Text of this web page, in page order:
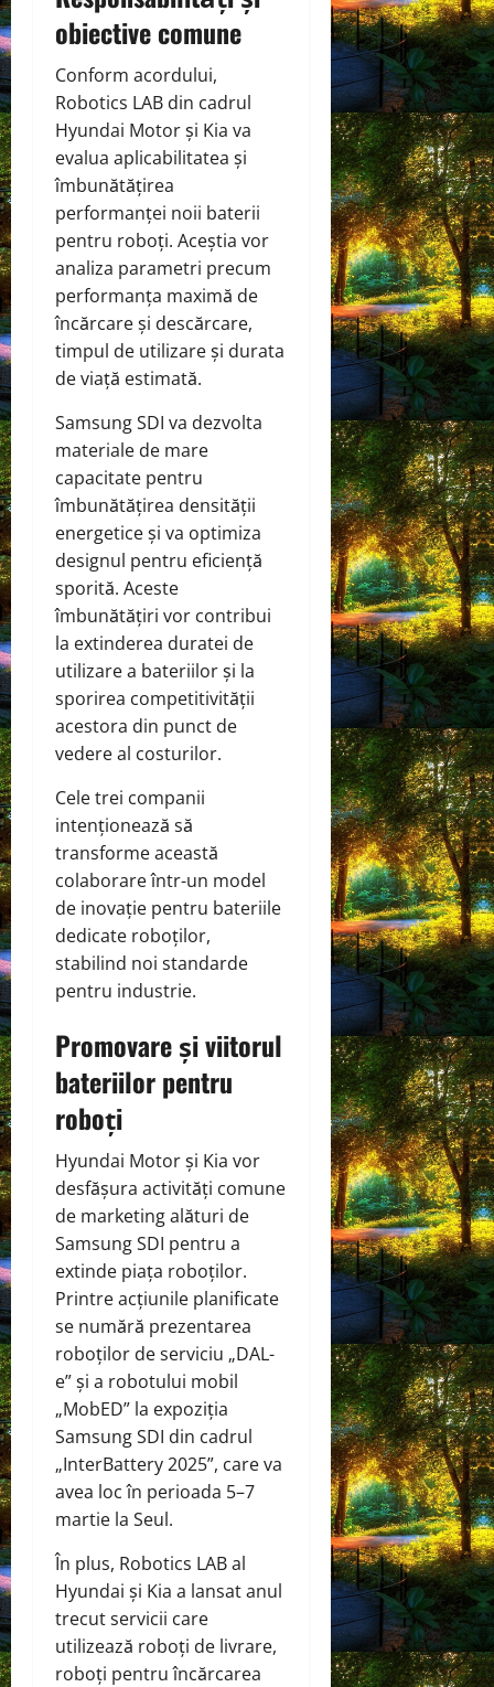
obiective comune
Conform acordului,
Robotics LAB din cadrul
Hyundai Motor și Kia va
evalua aplicabilitatea și
îmbunătățirea
performanței noii baterii
pentru roboți. Aceștia vor
analiza parametri precum
performanța maximă de
încărcare și descărcare,
timpul de utilizare și durata
de viață estimată.
Samsung SDI va dezvolta
materiale de mare
capacitate pentru
îmbunătățirea densității
energetice și va optimiza
designul pentru eficiență
sporită. Aceste
îmbunătățiri vor contribui
la extinderea duratei de
utilizare a bateriilor și la
sporirea competitivității
acestora din punct de
vedere al costurilor.
Cele trei companii
intenționează să
transforme această
colaborare într-un model
de inovație pentru bateriile
dedicate roboților,
stabilind noi standarde
pentru industrie.
Promovare și viitorul
bateriilor pentru
roboți
Hyundai Motor și Kia vor
desfășura activități comune
de marketing alături de
Samsung SDI pentru a
extinde piața roboților.
Printre acțiunile planificate
se numără prezentarea
roboților de serviciu „DAL-
e” și a robotului mobil
„MobED” la expoziția
Samsung SDI din cadrul
„InterBattery 2025”, care va
avea loc în perioada 5–7
martie la Seul.
În plus, Robotics LAB al
Hyundai și Kia a lansat anul
trecut servicii care
utilizează roboți de livrare,
roboți pentru încărcarea